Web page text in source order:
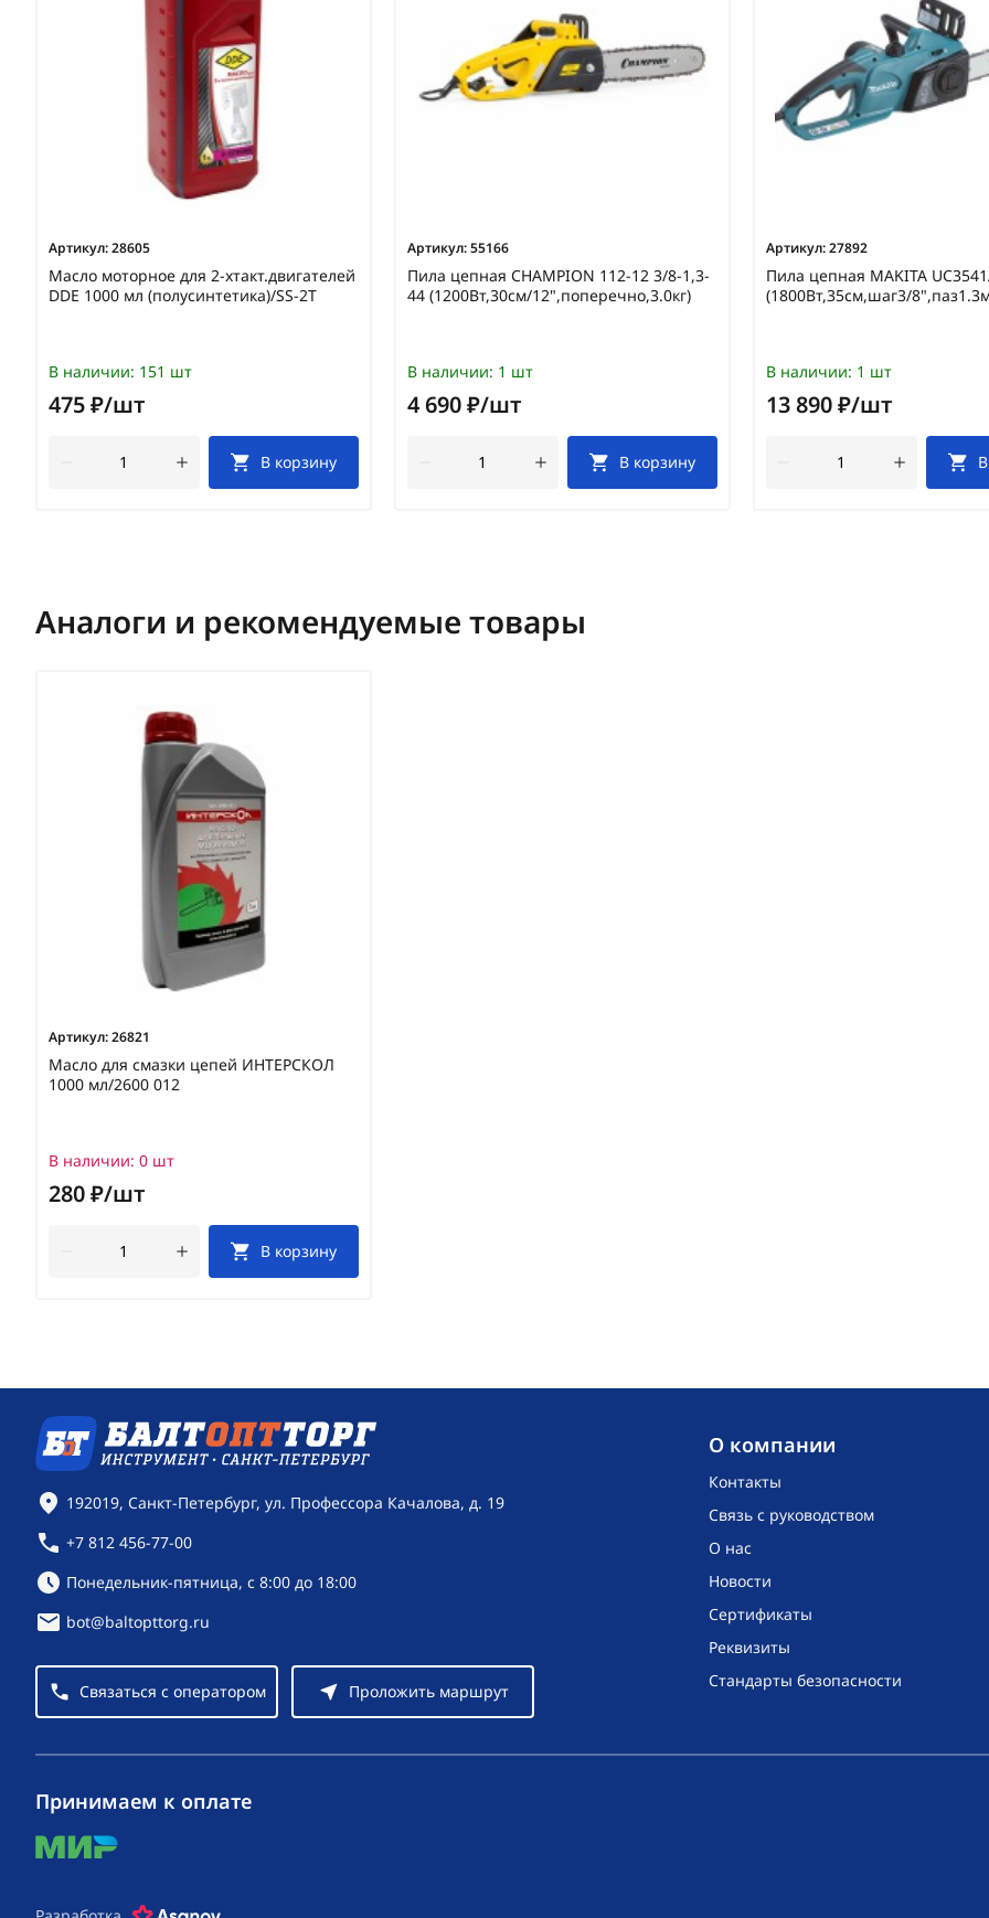
Артикул:28605
Масло моторное для 2-хтакт.двигателей
DDE 1000 мл (полусинтетика)/SS-2T
В наличии: 151 шт
475 ₽/шт
В корзину
Артикул:55166
Пила цепная CHAMPION 112-12 3/8-1,3-
44 (1200Вт,30см/12",поперечно,3.0кг)
В наличии: 1 шт
4 690 ₽/шт
В корзину
Артикул:27892
Пила цепная MAKITA
(1800Вт,35см,шаг3/
В наличии: 1 шт
13 890 ₽/шт
Аналоги и рекомендуемые товары
Артикул:26821
Масло для смазки цепей ИНТЕРСКОЛ
1000 мл/2600 012
В наличии: 0 шт
280 ₽/шт
В корзину
O компании
Контакты
Связь с руководством
О нас
Новости
Сертификаты
Реквизиты
Стандарты безопасности
Контактная информация
192019, Санкт-Петербург, ул. Профессора Качалова, д. 19
+7 812 456-77-00
Режим работы:
Понедельник-пятница, с 8:00 до 18:00
bot@baltopttorg.ru
Связаться с оператором Проложить маршрут
Принимаем к оплате
mir